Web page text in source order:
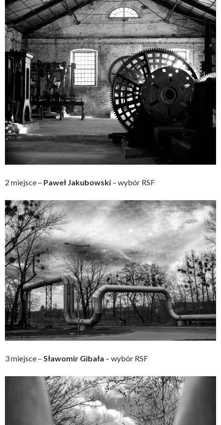
2 miejsce – Paweł Jakubowski – wybór RSF
3 miejsce – Sławomir Gibała – wybór RSF